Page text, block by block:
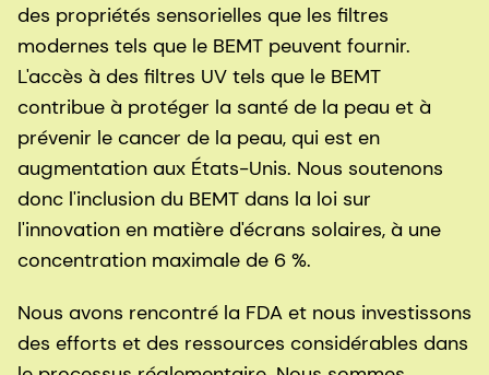
des propriétés sensorielles que les filtres
modernes tels que le BEMT peuvent fournir.
L'accès à des filtres UV tels que le BEMT
contribue à protéger la santé de la peau et à
prévenir le cancer de la peau, qui est en
augmentation aux États-Unis. Nous soutenons
donc l'inclusion du BEMT dans la loi sur
l'innovation en matière d'écrans solaires, à une
concentration maximale de 6 %.
Nous avons rencontré la FDA et nous investissons
des efforts et des ressources considérables dans